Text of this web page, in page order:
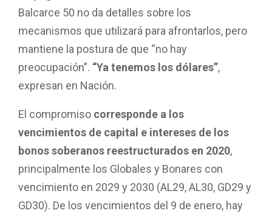
Balcarce 50 no da detalles sobre los
mecanismos que utilizará para afrontarlos, pero
mantiene la postura de que “no hay
preocupación”. “Ya tenemos los dólares”,
expresan en Nación.
El compromiso corresponde a los
vencimientos de capital e intereses de los
bonos soberanos reestructurados en 2020,
principalmente los Globales y Bonares con
vencimiento en 2029 y 2030 (AL29, AL30, GD29 y
GD30). De los vencimientos del 9 de enero, hay